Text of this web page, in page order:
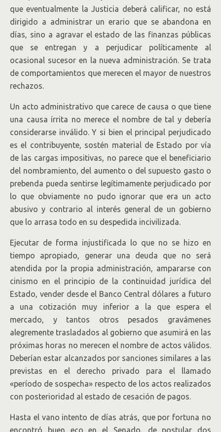
que eventualmente la Justicia deberá calificar, no está
dirigido a administrar un erario que se abandona en
días, sino a agravar el estado de las finanzas públicas
que se entregan y a perjudicar políticamente al
ocasional sucesor en la nueva administración. Se trata
de comportamientos que merecen el mayor de nuestros
rechazos.
Un acto administrativo que carece de causa o que tiene
una causa írrita no merece el nombre de tal y debería
considerarse inválido. Y si bien el principal perjudicado
es el contribuyente, sostén material de Estado por vía
de las cargas impositivas, no parece que el beneficiario
del nombramiento, del aumento o del supuesto gasto o
prebenda pueda sentirse legítimamente perjudicado por
lo que obviamente no pudo ignorar que era un acto
abusivo y contrario al interés general de un gobierno
que lo arrasa todo en su despedida incivilizada.
Ejecutar de forma injustificada lo que no se hizo en
tiempo apropiado, generar una deuda que no será
atendida por la propia administración, ampararse con
cinismo en el principio de la continuidad jurídica del
Estado, vender desde el Banco Central dólares a futuro
a una cotización muy inferior a la que espera el
mercado, y tantos otros pesados gravámenes
alegremente trasladados al gobierno que asumirá en las
próximas horas no merecen el nombre de actos válidos.
Deberían estar alcanzados por sanciones similares a las
previstas en el derecho privado para el llamado
«período de sospecha» respecto de los actos realizados
con posterioridad al estado de cesación de pagos.
Hasta el vano intento de días atrás, que por fortuna no
encontró buen eco en el Senado, de postular dos